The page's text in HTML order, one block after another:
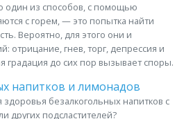
один из способов, с помощью
с горем, — это попытка найти
Вероятно, для этого они и
отрицание, гнев, торг, депрессия и
градация до сих пор вызывает споры.
напитков и лимонадов
здоровья безалкогольных напитков с
других подсластителей?